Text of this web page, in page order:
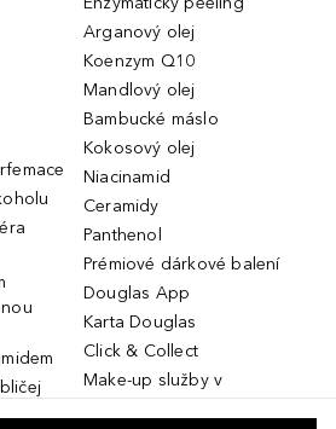
Arganový olej
Koenzym Q10
Mandlový olej
Bambucké máslo
Kokosový olej
Niacinamid
Ceramidy
Panthenol
Prémiové dárkové balení
Douglas App
Karta Douglas
Click & Collect
Make-up služby v
parfumeriích Douglas